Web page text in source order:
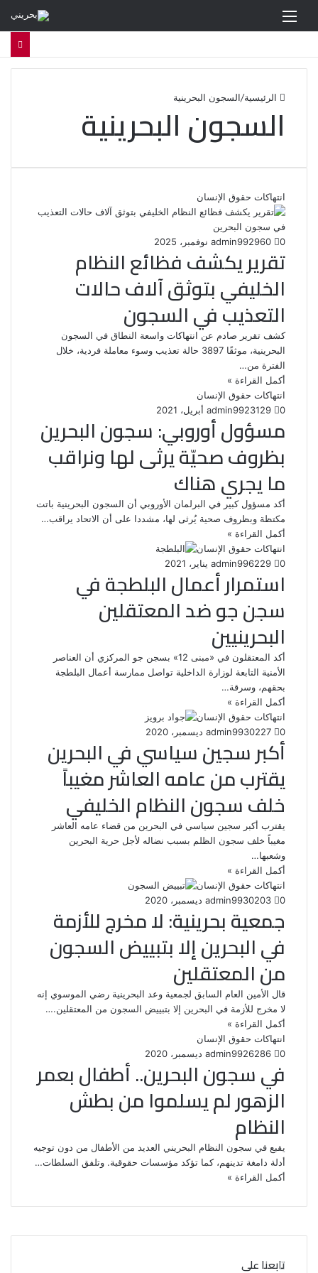
الرئيسية/السجون البحرينية
السجون البحرينية
انتهاكات حقوق الإنسان
admin9929 نوفمبر، 2025 0
تقرير يكشف فظائع النظام
الخليفي بتوثق آلاف حالات
التعذيب في السجون
كشف تقرير صادم عن انتهاكات واسعة النطاق في السجون
البحرينية، موثقًا 3897 حالة تعذيب وسوء معاملة فردية، خلال
الفترة من…
أكمل القراءة »
انتهاكات حقوق الإنسان
admin9923 أبريل، 2021 0
مسؤول أوروبي: سجون البحرين
بظروف صحيّة يرثى لها ونراقب
ما يجري هناك
أكد مسؤول كبير في البرلمان الأوروبي أن السجون البحرينية باتت
مكتظة وبظروف صحية يُرثى لها، مشددا على أن الاتحاد يراقب…
أكمل القراءة »
انتهاكات حقوق الإنسان
admin996 يناير، 2021 0
استمرار أعمال البلطجة في
سجن جو ضد المعتقلين
البحرينيين
أكد المعتقلون في «مبنى 12» بسجن جو المركزي أن العناصر
الأمنية التابعة لوزارة الداخلية تواصل ممارسة أعمال البلطجة
بحقهم، وسرقة…
أكمل القراءة »
انتهاكات حقوق الإنسان
admin9930 ديسمبر، 2020 0
أكبر سجين سياسي في البحرين
يقترب من عامه العاشر مغيباً
خلف سجون النظام الخليفي
يقترب أكبر سجين سياسي في البحرين من قضاء عامه العاشر
مغيباً خلف سجون الظلم بسبب نضاله لأجل حرية البحرين
وشعبها…
أكمل القراءة »
انتهاكات حقوق الإنسان
admin9930 ديسمبر، 2020 0
جمعية بحرينية: لا مخرج للأزمة
في البحرين إلا بتبييض السجون
من المعتقلين
قال الأمين العام السابق لجمعية وعد البحرينية رضي الموسوي إنه
لا مخرج للأزمة في البحرين إلا بتبييض السجون من المعتقلين.…
أكمل القراءة »
انتهاكات حقوق الإنسان
admin9926 ديسمبر، 2020 0
في سجون البحرين.. أطفال بعمر
الزهور لم يسلموا من بطش
النظام
يقبع في سجون النظام البحريني العديد من الأطفال من دون توجيه
أدلة دامغة تدينهم، كما تؤكد مؤسسات حقوقية. وتلفق السلطات…
أكمل القراءة »
تابعنا على